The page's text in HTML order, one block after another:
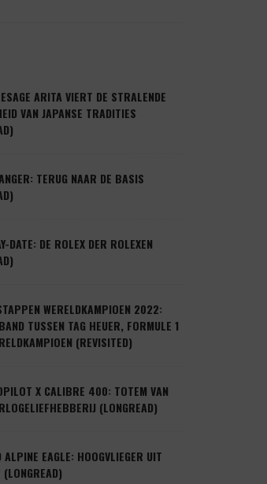
ARITA VIERT DE STRALENDE
VAN JAPANSE TRADITIES
TERUG NAAR DE BASIS
DATE: DE ROLEX DER ROLEXEN
WERELDKAMPIOEN 2022:
TUSSEN TAG HEUER, FORMULE 1
(REVISITED)
X CALIBRE 400: TOTEM VAN
(LONGREAD)
ALPINE EAGLE: HOOGVLIEGER UIT
(LONGREAD)